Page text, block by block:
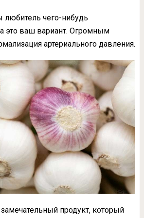
любитель чего-нибудь
это ваш вариант. Огромным
артериального давления.
продукт, который